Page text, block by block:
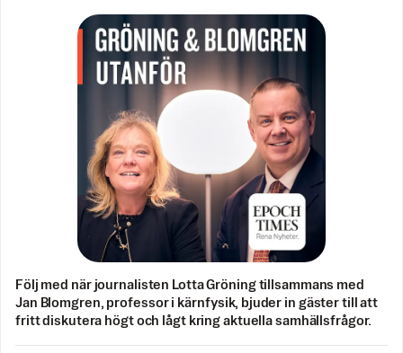
Följ med när journalisten Lotta Gröning tillsammans med
Jan Blomgren, professor i kärnfysik, bjuder in gäster till att
fritt diskutera högt och lågt kring aktuella samhällsfrågor.